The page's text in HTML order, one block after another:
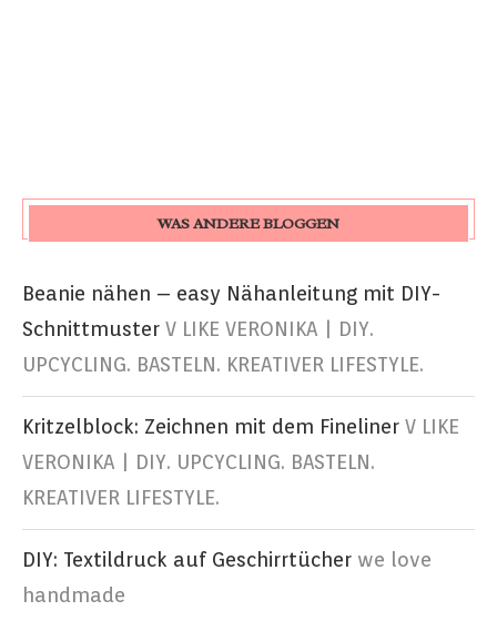
WAS ANDERE BLOGGEN
Beanie nähen – easy Nähanleitung mit DIY-
Schnittmuster V LIKE VERONIKA | DIY.
UPCYCLING. BASTELN. KREATIVER LIFESTYLE.
Kritzelblock: Zeichnen mit dem Fineliner V LIKE
VERONIKA | DIY. UPCYCLING. BASTELN.
KREATIVER LIFESTYLE.
DIY: Textildruck auf Geschirrtücher we love
handmade